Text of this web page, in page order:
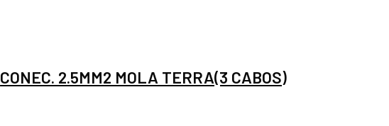
CONEC. 2.5MM2 MOLA TERRA(3 CABOS)